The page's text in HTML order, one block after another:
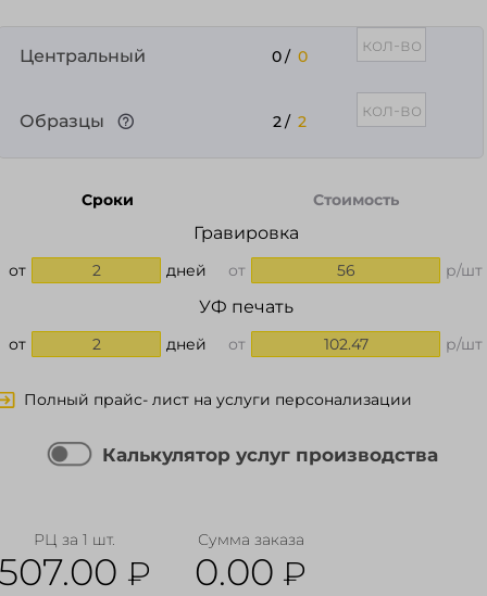
Центральный
Образцы
0/ 0
2/ 2
Сроки Стоимость
Гравировка
от 2 дней от 56 р/шт
УФ печать
от 2 дней от 102.47 р/шт
Полный прайс- лист на услуги персонализации
Калькулятор услуг производства
РЦ за 1 шт.
₽
Сумма заказа
0.00 ₽